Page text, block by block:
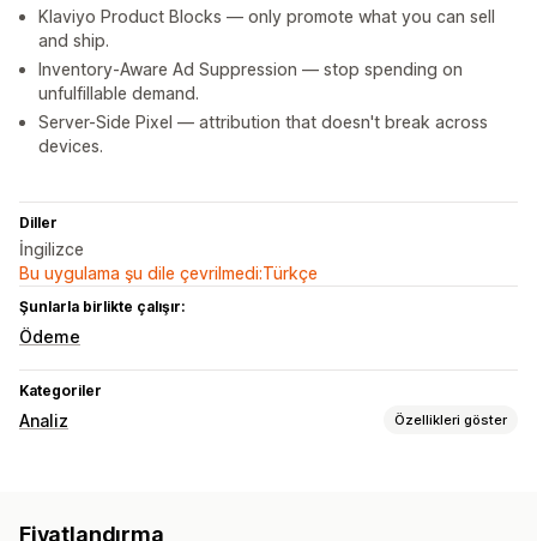
Klaviyo Product Blocks — only promote what you can sell
and ship.
Inventory-Aware Ad Suppression — stop spending on
unfulfillable demand.
Server-Side Pixel — attribution that doesn't break across
devices.
Diller
İngilizce
Bu uygulama şu dile çevrilmedi:Türkçe
Şunlarla birlikte çalışır:
Ödeme
Kategoriler
Analiz Özellikleri göster
Fiyatlandırma